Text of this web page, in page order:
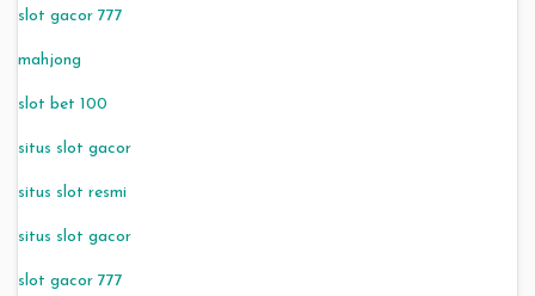
slot gacor 777
mahjong
slot bet 100
situs slot gacor
situs slot resmi
situs slot gacor
slot gacor 777